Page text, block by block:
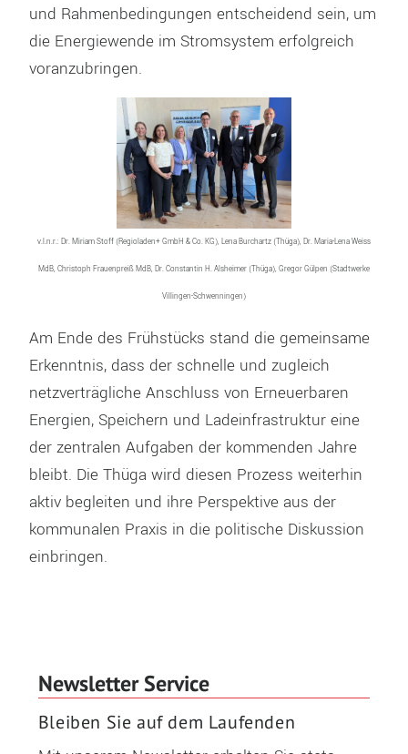
und Rahmenbedingungen entscheidend sein, um
die Energiewende im Stromsystem erfolgreich
voranzubringen.
v.l.n.r.: Dr. Miriam Stoff (Regioladen+ GmbH & Co. KG), Lena Burchartz (Thüga), Dr. Maria-Lena Weiss
MdB, Christoph Frauenpreiß MdB, Dr. Constantin H. Alsheimer (Thüga), Gregor Gülpen (Stadtwerke
Villingen-Schwenningen)
Am Ende des Frühstücks stand die gemeinsame
Erkenntnis, dass der schnelle und zugleich
netzverträgliche Anschluss von Erneuerbaren
Energien, Speichern und Ladeinfrastruktur eine
der zentralen Aufgaben der kommenden Jahre
bleibt. Die Thüga wird diesen Prozess weiterhin
aktiv begleiten und ihre Perspektive aus der
kommunalen Praxis in die politische Diskussion
einbringen.
Newsletter Service
Bleiben Sie auf dem Laufenden